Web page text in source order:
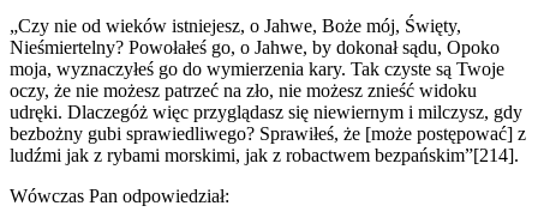
„Czy nie od wieków istniejesz, o Jahwe, Boże mój, Święty,
Nieśmiertelny? Powołałeś go, o Jahwe, by dokonał sądu, Opoko
moja, wyznaczyłeś go do wymierzenia kary. Tak czyste są Twoje
oczy, że nie możesz patrzeć na zło, nie możesz znieść widoku
udręki. Dlaczegóż więc przyglądasz się niewiernym i milczysz, gdy
bezbożny gubi sprawiedliwego? Sprawiłeś, że [może postępować] z
ludźmi jak z rybami morskimi, jak z robactwem bezpańskim”[214].
Wówczas Pan odpowiedział: